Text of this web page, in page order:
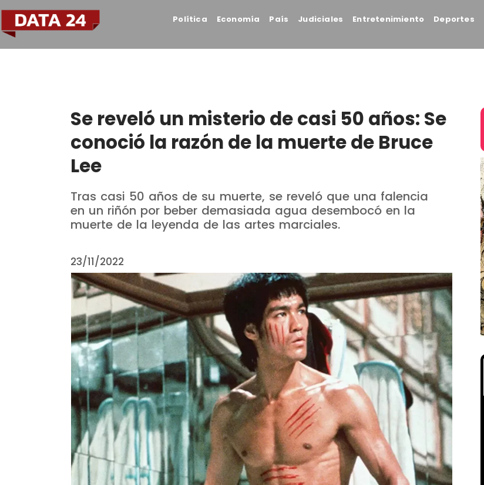
Política Economía País Judiciales Entretenimiento Deportes
Se reveló un misterio de casi 50 años: Se
conoció la razón de la muerte de Bruce
Lee
Tras casi 50 años de su muerte, se reveló que una falencia
en un riñón por beber demasiada agua desembocó en la
muerte de la leyenda de las artes marciales.
23/11/2022